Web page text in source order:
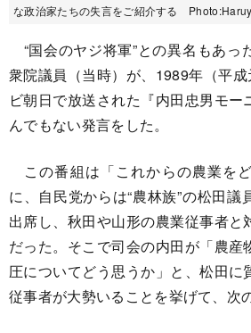
な政治家たちの失言をご紹介する
“国会のヤジ将軍”との異名もあっ
衆院議員（当時）が、1989年（平
ビ朝日で放送された『内田忠男モー
んでもない発言をした。
この番組は「これからの農業を
に、自民党からは“農林族”の松田
出席し、秋田や山形の農業従事者と
だった。そこで司会の内田が「農産
圧についてどう思うか」と、松田に
従事者が大勢いることを挙げて、次